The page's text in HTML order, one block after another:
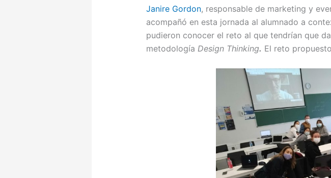
Janire Gordon, responsable de marketing y
acompañó en esta jornada al alumnado a
pudieron conocer el reto al que tendrían que
metodología Design Thinking. El reto